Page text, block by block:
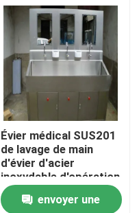
Évier médical SUS201
de lavage de main
d'évier d'acier
inoxydable d'opération
d'atelier avec des
trous taraudés
envoyer une